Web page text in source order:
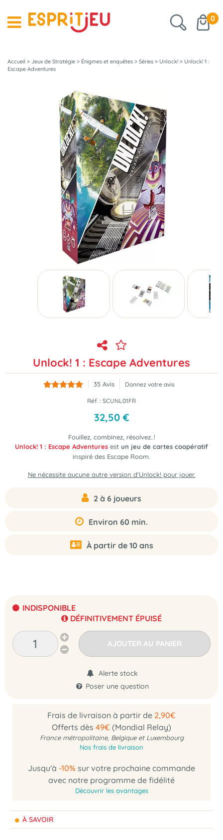
0
Accueil > Jeux de Stratégie > Énigmes et enquêtes > Séries > Unlock! > Unlock! 1 :
Escape Adventures
Unlock! 1 : Escape Adventures
35 Avis Donnez votre avis
Réf. : SCUNL01FR
32,50 €
Fouillez, combinez, résolvez..!
Unlock! 1 : Escape Adventures est un jeu de cartes coopératif
inspiré des Escape Room.
Ne nécessite aucune autre version d'Unlock! pour jouer.
2 à 6 joueurs
Environ 60 min.
À partir de 10 ans
INDISPONIBLE
DÉFINITIVEMENT ÉPUISÉ
AJOUTER AU PANIER
Alerte stock
Poser une question
Frais de livraison à partir de 2,90€
Offerts dès 49€ (Mondial Relay)
France métropolitaine, Belgique et Luxembourg
Nos frais de livraison
Jusqu'à -10% sur votre prochaine commande
avec notre programme de fidélité
Découvrir les avantages
À SAVOIR